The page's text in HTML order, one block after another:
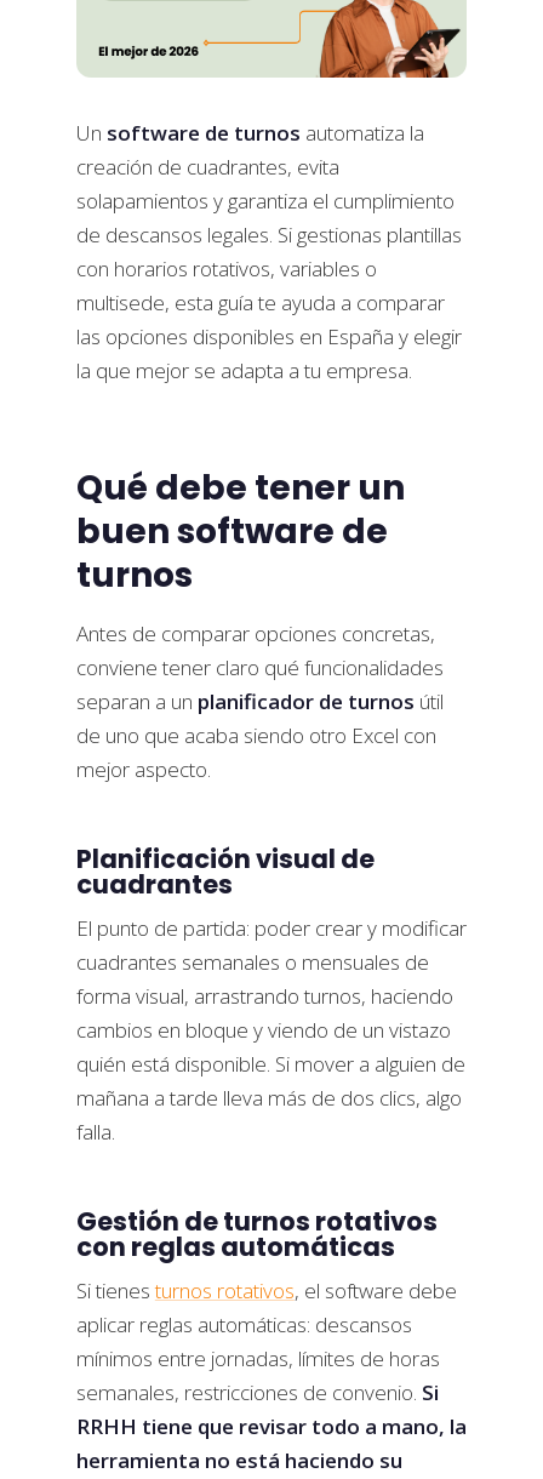
Un software de turnos automatiza la
creación de cuadrantes, evita
solapamientos y garantiza el cumplimiento
de descansos legales. Si gestionas plantillas
con horarios rotativos, variables o
multisede, esta guía te ayuda a comparar
las opciones disponibles en España y elegir
la que mejor se adapta a tu empresa.
Qué debe tener un
buen software de
turnos
Antes de comparar opciones concretas,
conviene tener claro qué funcionalidades
separan a un planificador de turnos útil
de uno que acaba siendo otro Excel con
mejor aspecto.
Planificación visual de
cuadrantes
El punto de partida: poder crear y modificar
cuadrantes semanales o mensuales de
forma visual, arrastrando turnos, haciendo
cambios en bloque y viendo de un vistazo
quién está disponible. Si mover a alguien de
mañana a tarde lleva más de dos clics, algo
falla.
Gestión de turnos rotativos
con reglas automáticas
Si tienesturnos rotativos, el software debe
aplicar reglas automáticas: descansos
mínimos entre jornadas, límites de horas
semanales, restricciones de convenio. Si
RRHH tiene que revisar todo a mano, la
herramienta no está haciendo su